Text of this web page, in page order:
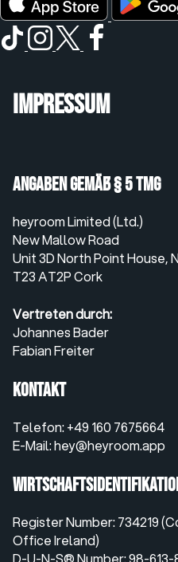
Impressum
Angaben gemäß § 5 TMG
heyroom Limited (Ltd.)
New Mallow Road
Unit 3D North Point House,
T23 AT2P Cork
Vertreten durch:
Johannes Bader
Fabian Freiter
Kontakt
Telefon: +49 160 7675664
E-Mail:hey@heyroom.app
Register Number: 734219
Office Ireland)
D-U-N-S® Number: 98-